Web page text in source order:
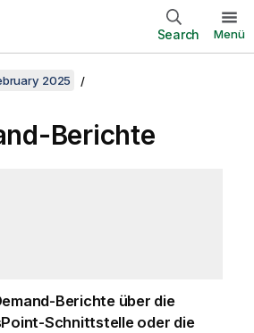
Search Menü
2025
-Berichte
-Berichte über die
Schnittstelle oder die